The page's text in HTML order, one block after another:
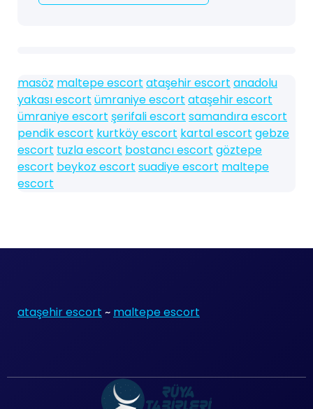
masöz maltepe escort ataşehir escort anadolu
yakası escort ümraniye escort ataşehir escort
ümraniye escort şerifali escort samandıra escort
pendik escort kurtköy escort kartal escort gebze
escort tuzla escort bostancı escort göztepe
escort beykoz escort suadiye escort maltepe
escort
ataşehir escort ~ maltepe escort